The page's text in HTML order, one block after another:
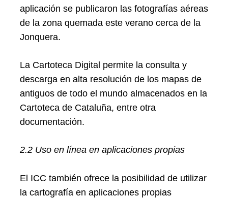
aplicación se publicaron las fotografías aéreas
de la zona quemada este verano cerca de la
Jonquera.
La Cartoteca Digital permite la consulta y
descarga en alta resolución de los mapas de
antiguos de todo el mundo almacenados en la
Cartoteca de Cataluña, entre otra
documentación.
2.2 Uso en línea en aplicaciones propias
El ICC también ofrece la posibilidad de utilizar
la cartografía en aplicaciones propias